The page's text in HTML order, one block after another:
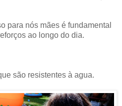
para nós mães é fundamental
ao longo do dia.
são resistentes à agua.